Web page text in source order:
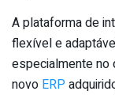
A plataforma de
flexível e
especialmente no
novo ERP